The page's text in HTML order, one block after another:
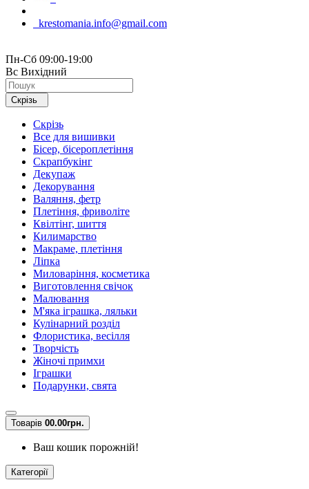
krestomania.info@gmail.com
Пн-Сб 09:00-19:00
Вс Вихідний
Скрізь
Скрізь
Все для вишивки
Бісер, бісероплетіння
Скрапбукінг
Декупаж
Декорування
Валяння, фетр
Плетіння, фриволіте
Квілтінг, шиття
Килимарство
Макраме, плетіння
Ліпка
Миловаріння, косметика
Виготовлення свічок
Малювання
М'яка іграшка, ляльки
Кулінарний розділ
Флористика, весілля
Творчість
Жіночі примхи
Іграшки
Подарунки, свята
Товарів 00.00грн.
Ваш кошик порожній!
Категорії